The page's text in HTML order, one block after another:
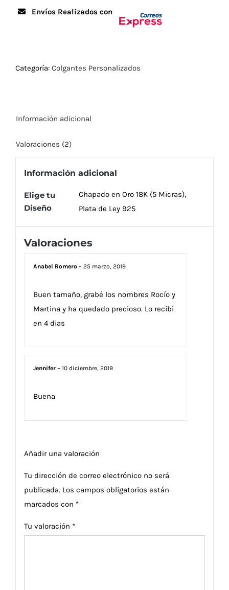
Envíos Realizados con
Categoría: Colgantes Personalizados
Información adicional
Valoraciones (2)
Información adicional
Elige tu
Diseño
Chapado en Oro 18K (5 Micras),
Plata de Ley 925
Valoraciones
Anabel Romero– 25 marzo, 2019
Buen tamaño, grabé los nombres Rocío y
Martina y ha quedado precioso. Lo recibi
en 4 dias
Jennifer– 10 diciembre, 2019
Buena
Añadir una valoración
Tu dirección de correo electrónico no será
publicada. Los campos obligatorios están
marcados con *
Tu valoración *